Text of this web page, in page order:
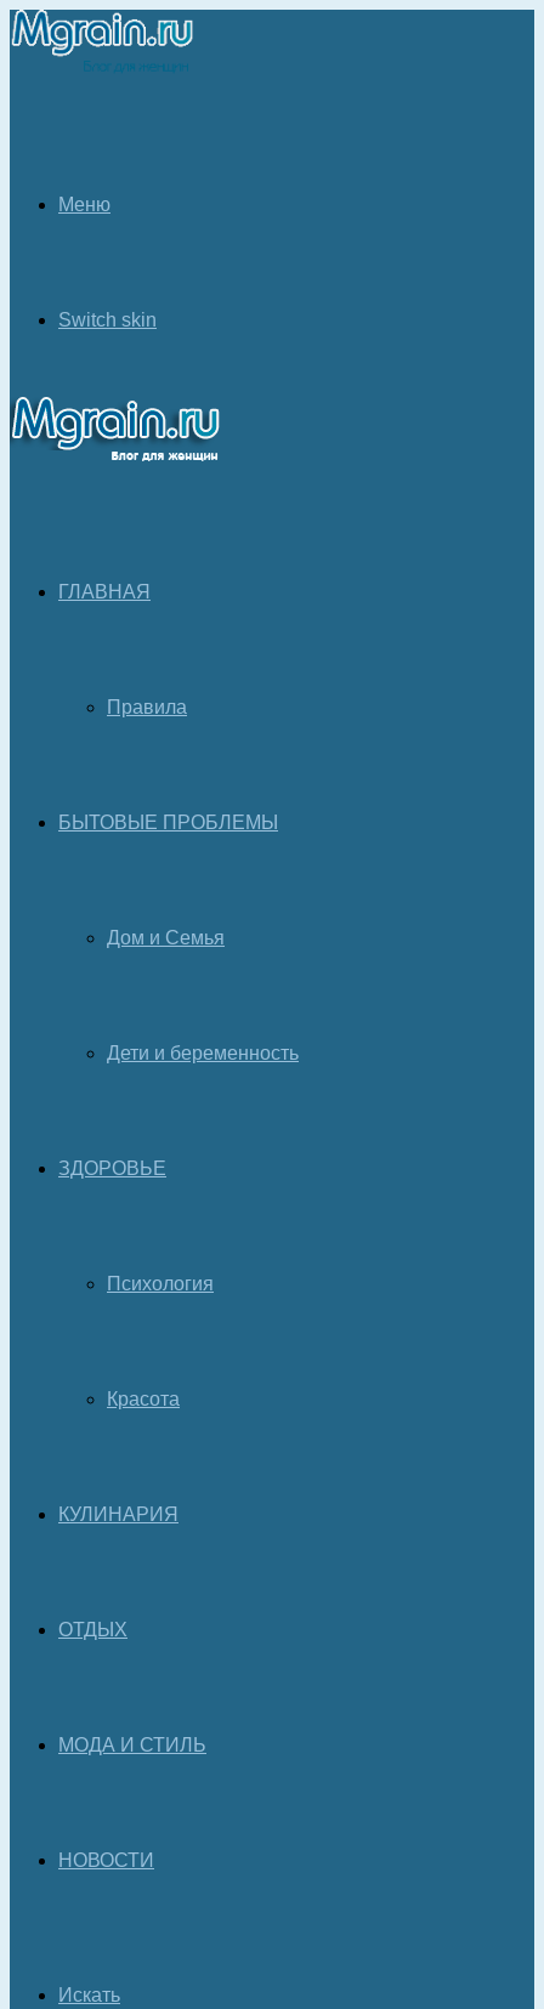
Меню
Switch skin
ГЛАВНАЯ
Правила
БЫТОВЫЕ ПРОБЛЕМЫ
Дом и Семья
Дети и беременность
ЗДОРОВЬЕ
Психология
Красота
КУЛИНАРИЯ
ОТДЫХ
МОДА И СТИЛЬ
НОВОСТИ
Искать